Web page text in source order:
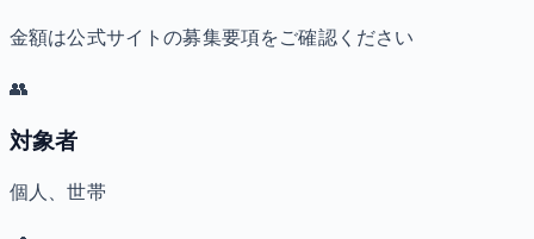
金額は公式サイトの募集要項をご確認ください
👥
対象者
個人、世帯